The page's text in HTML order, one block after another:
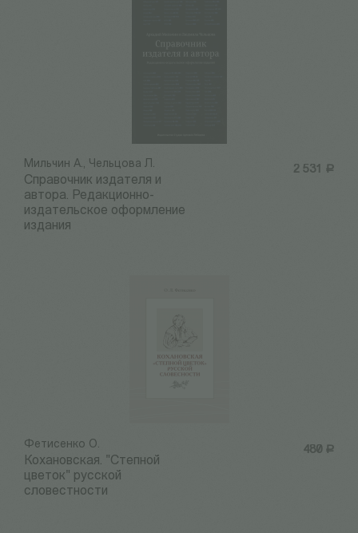
2 531 Р
Мильчин А., Чельцова Л.
Справочник издателя и
автора. Редакционно-
издательское оформление
издания
480 Р
Фетисенко О.
Кохановская. "Степной
цветок" русской
словестности